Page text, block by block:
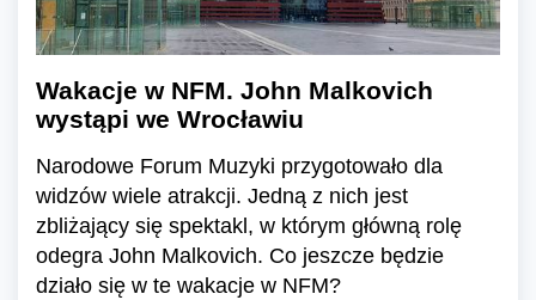
Wakacje w NFM. John Malkovich
wystąpi we Wrocławiu
Narodowe Forum Muzyki przygotowało dla
widzów wiele atrakcji. Jedną z nich jest
zbliżający się spektakl, w którym główną rolę
odegra John Malkovich. Co jeszcze będzie
działo się w te wakacje w NFM?